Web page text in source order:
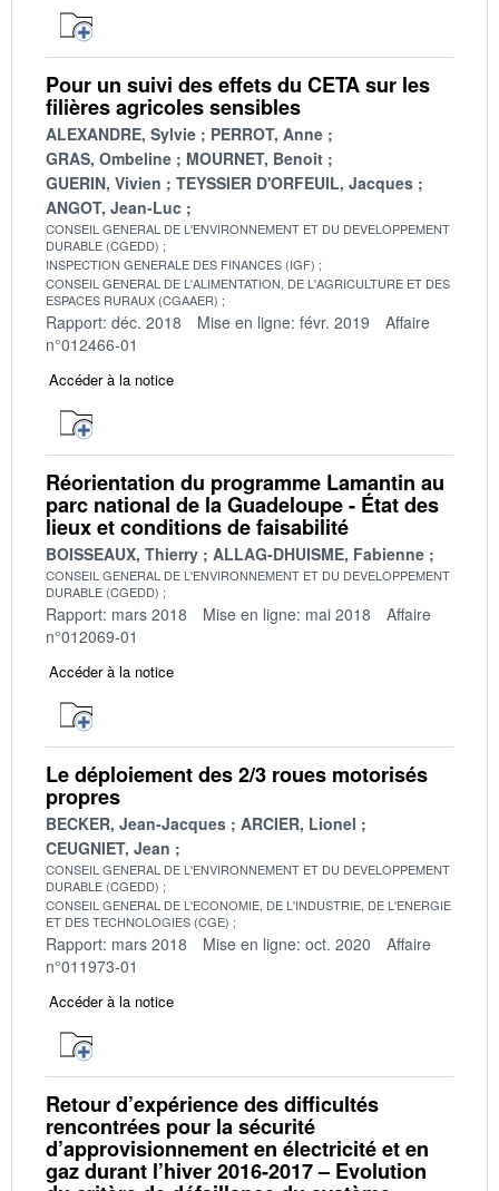
Pour un suivi des effets du CETA sur les
filières agricoles sensibles
ALEXANDRE, Sylvie
PERROT, Anne
GRAS, Ombeline
MOURNET, Benoit
GUERIN, Vivien
TEYSSIER D'ORFEUIL, Jacques
ANGOT, Jean-Luc
CONSEIL GENERAL DE L'ENVIRONNEMENT ET DU DEVELOPPEMENT
DURABLE (CGEDD)
INSPECTION GENERALE DES FINANCES (IGF)
CONSEIL GENERAL DE L'ALIMENTATION, DE L'AGRICULTURE ET DES
ESPACES RURAUX (CGAAER)
Rapport: déc. 2018 Mise en ligne: févr. 2019
Affaire
n°012466-01
Accéder à la notice
Réorientation du programme Lamantin au
parc national de la Guadeloupe - État des
lieux et conditions de faisabilité
BOISSEAUX, Thierry ALLAG-DHUISME, Fabienne
CONSEIL GENERAL DE L'ENVIRONNEMENT ET DU DEVELOPPEMENT
DURABLE (CGEDD)
Rapport: mars 2018 Mise en ligne: mai 2018
Affaire
n°012069-01
Accéder à la notice
Le déploiement des 2/3 roues motorisés
propres
BECKER, Jean-Jacques
ARCIER, Lionel
CEUGNIET, Jean
CONSEIL GENERAL DE L'ENVIRONNEMENT ET DU DEVELOPPEMENT
DURABLE (CGEDD)
CONSEIL GENERAL DE L'ECONOMIE, DE L'INDUSTRIE, DE L'ENERGIE
ET DES TECHNOLOGIES (CGE)
Rapport: mars 2018 Mise en ligne: oct. 2020
Affaire
n°011973-01
Accéder à la notice
Retour d’expérience des difficultés
rencontrées pour la sécurité
d’approvisionnement en électricité et en
gaz durant l’hiver 2016-2017 – Evolution